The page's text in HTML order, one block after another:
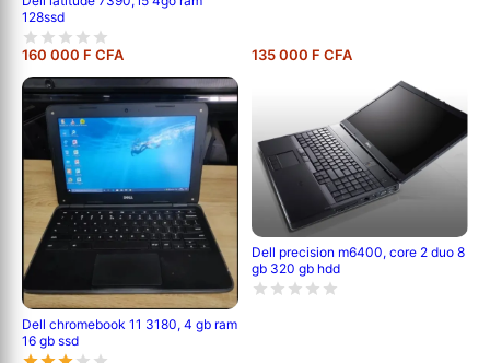
128ssd
160 000 F CFA 135 000 F CFA
Dell chromebook 11 3180, 4 gb ram
16 gb ssd
Dell precision m6400, core 2 duo 8
gb 320 gb hdd